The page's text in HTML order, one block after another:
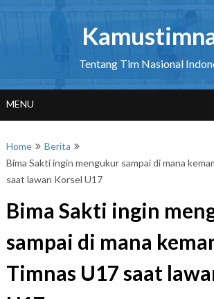
Tentang Tim Nasional
MENU
Home
Berita
Bima Sakti ingin mengukur sampai di mana
saat lawan Korsel U17
Bima Sakti ingin
sampai di mana
Timnas U17 saat